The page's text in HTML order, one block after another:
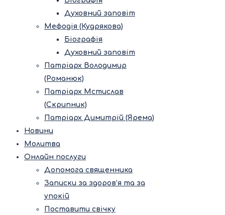
Духовний заповіт
Мефодія (Кудрякова)
Біографія
Духовний заповіт
Патріарх Володимир
(Романюк)
Патріарх Мстислав
(Скрипник)
Патріарх Димитрій (Ярема)
Новини
Молитва
Онлайн послуги
Допомога священника
Записки за здоров’я та за
упокій
Поставити свічку